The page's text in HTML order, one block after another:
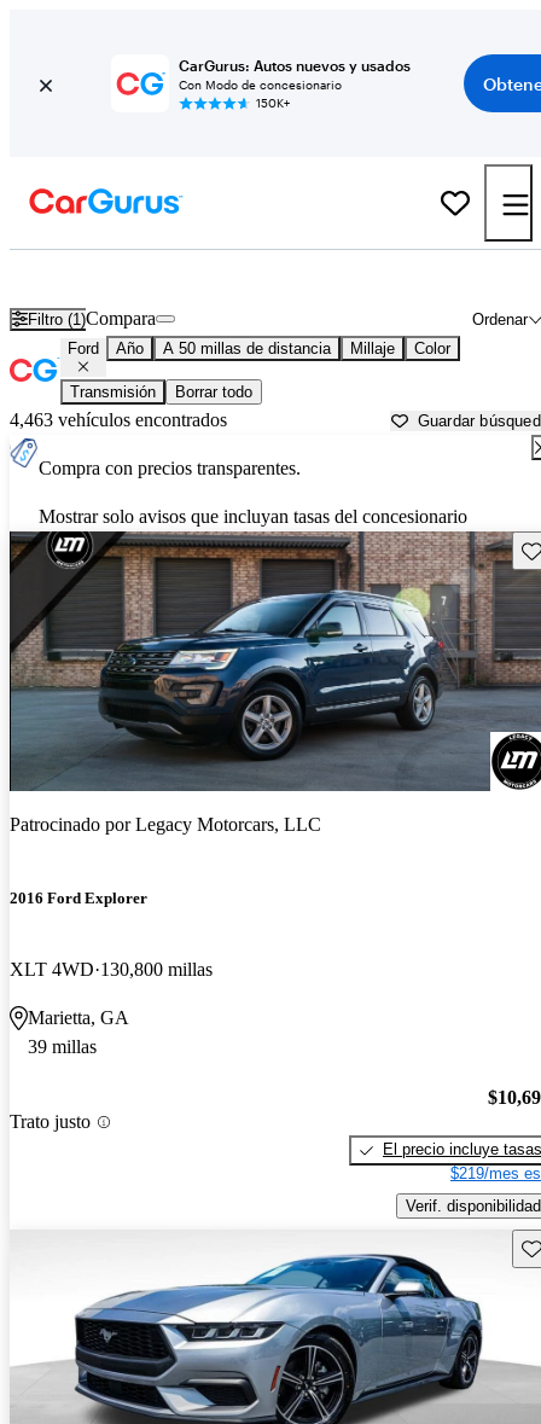
CarGurus: Autos nuevos y usados
Con Modo de concesionario
150K+
Filtro (1) Ordenar
Compara
Ford Año A 50 millas de distancia Millaje Color
Transmisión Borrar todo
4,463 vehículos encontrados Guardar
Compra con precios transparentes.
Mostrar solo avisos que incluyan tasas del concesionario
Patrocinado porLegacy Motorcars, LLC
2016 Ford Explorer
XLT 4WD 130,800 millas
Marietta, GA
39 millas
Trato justo
El precio incluye tasas
$219/mes
Verif. disponibilidad